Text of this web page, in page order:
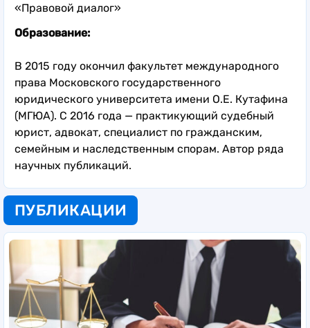
«Правовой диалог»
Образование:
В 2015 году окончил факультет международного
права Московского государственного
юридического университета имени О.Е. Кутафина
(МГЮА). С 2016 года — практикующий судебный
юрист, адвокат, специалист по гражданским,
семейным и наследственным спорам. Автор ряда
научных публикаций.
ПУБЛИКАЦИИ